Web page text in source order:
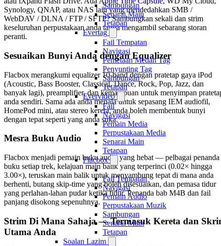
Sambungan
Senarai Main
Tetapan
Evertag
Fail Tempatan
Navigasi
Pemetaan Medan Tag
Penyunting Tag
Sambungan
Tetapan
Evervideo
Fail
Navigasi
Pemain Media
Perpustakaan Media
Senarai Main
Tetapan
Flacbox
Fail Tempatan
Navigasi
Pemain Audio
Perpustakaan Muzik
Sambungan
Senarai Main
Tetapan
Soalan Lazim
Synology, QNAP, atau NAS lain yang mendedahkan SMB /
WebDAV / DLNA / FTP / SFTP? Sambungkan sekali dan strim
keseluruhan perpustakaan anda tanpa mengambil sebarang storan
peranti.
Sesuaikan Bunyi Anda dengan Equalizer
Flacbox merangkumi equalizer 10-band dengan pratetap gaya iPod
(Acoustic, Bass Booster, Classical, Dance, Rock, Pop, Jazz, dan
banyak lagi), preamplifier, dan kemampuan untuk menyimpan
anda sendiri. Sama ada anda menala untuk sepasang IEM audiofil,
HomePod mini, atau stereo kereta, anda boleh membentuk bunyi
dengan tepat seperti yang anda suka.
Mesra Buku Audio
Flacbox menjadi pemain buku audio yang hebat — pelbagai penanda
buku setiap trek, kelajuan main balik yang terperinci (0.02× hingga
3.00×), teruskan main balik untuk menyambung tepat di mana anda
berhenti, butang skip-time yang boleh disesuaikan, dan pemasa tidur
yang perlahan-lahan pudar ketika tidur. Penanda bab M4B dan fail
panjang disokong sepenuhnya.
Strim Di Mana Sahaja — Termasuk Kereta dan
Utama Anda